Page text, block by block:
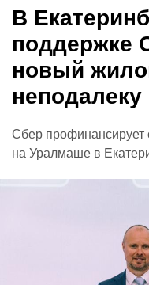
В
поддержке
новый
Сбер профинансирует
на Уралмаше в